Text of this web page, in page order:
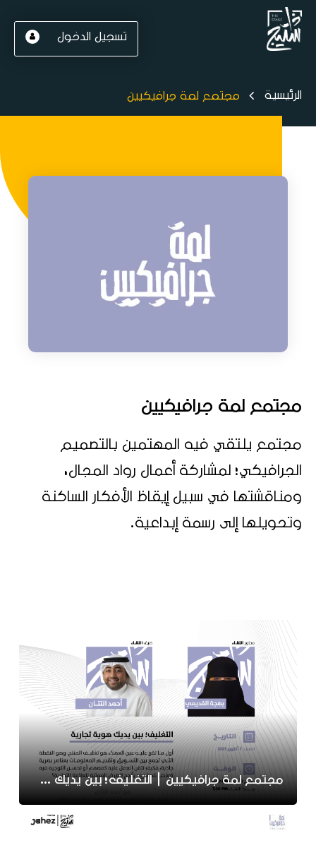
تسجيل الدخول
الرئيسية مجتمع لمة جرافيكيين
مجتمع لمة جرافيكيين
مجتمع يلتقي فيه المهتمين بالتصميم
الجرافيكي؛ لمشاركة أعمال رواد المجال،
ومناقشتها في سبيل إيقاظ الأفكار الساكنة
وتحويلها إلى رسمة إبداعية.
مجتمع لمة جرافيكيين | التغليف؛ بين يديك هوية تجارية